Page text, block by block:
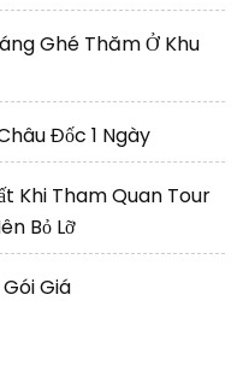
Ghé Thăm Ở Khu
Đốc 1 Ngày
Khi Tham Quan Tour
Bỏ Lỡ
Giá